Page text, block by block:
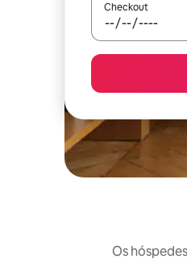
Checkout
Os